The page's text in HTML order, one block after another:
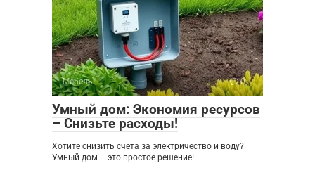
Мебель 0
Умный дом: Экономия ресурсов
– Снизьте расходы!
Хотите снизить счета за электричество и воду?
Умный дом – это простое решение!